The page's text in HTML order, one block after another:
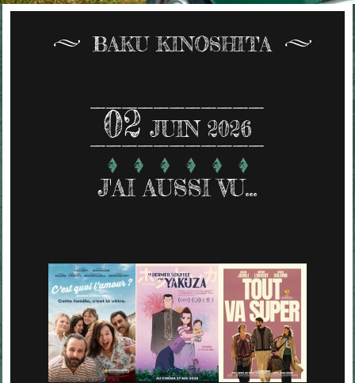
BAKU KINOSHITA
02 JUIN 2026
J'AI AUSSI VU...